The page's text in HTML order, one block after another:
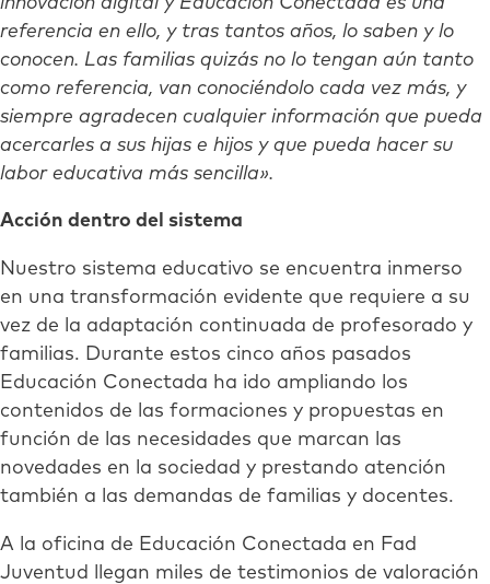
referencia en ello, y tras tantos años, lo saben y lo
conocen. Las familias quizás no lo tengan aún tanto
como referencia, van conociéndolo cada vez más, y
siempre agradecen cualquier información que pueda
acercarles a sus hijas e hijos y que pueda hacer su
labor educativa más sencilla».
Acción dentro del sistema
Nuestro sistema educativo se encuentra inmerso
en una transformación evidente que requiere a su
vez de la adaptación continuada de profesorado y
familias. Durante estos cinco años pasados
Educación Conectada ha ido ampliando los
contenidos de las formaciones y propuestas en
función de las necesidades que marcan las
novedades en la sociedad y prestando atención
también a las demandas de familias y docentes.
A la oficina de Educación Conectada en Fad
Juventud llegan miles de testimonios de valoración